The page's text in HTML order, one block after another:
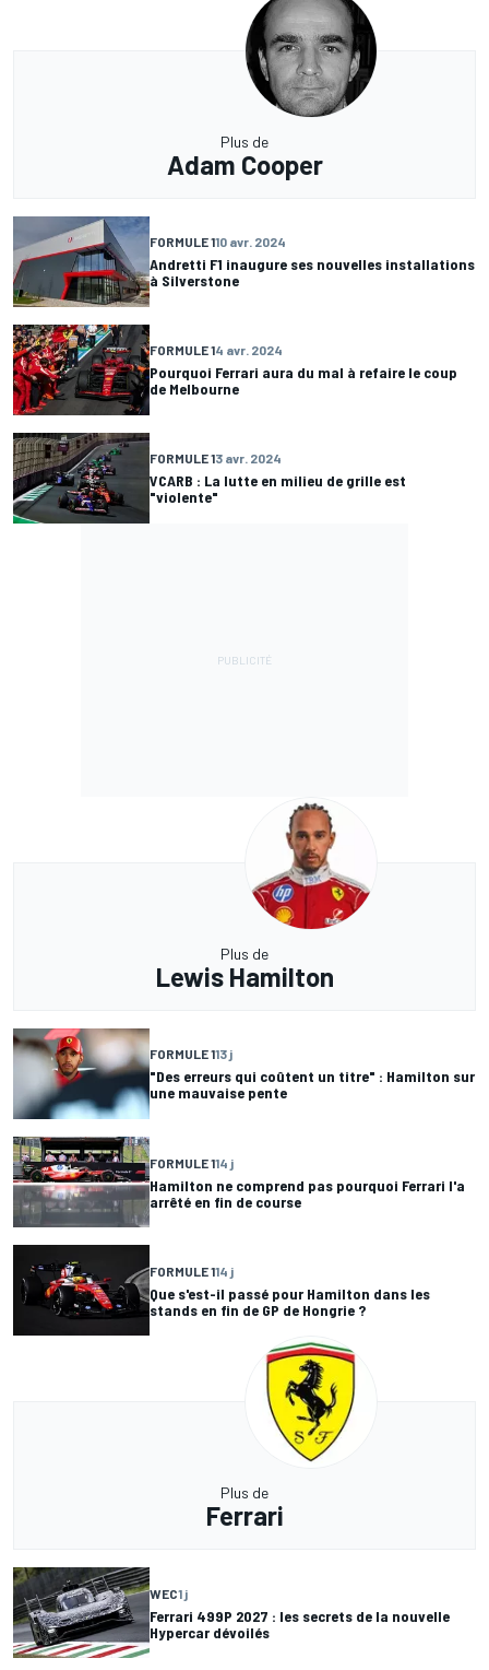
Plus de
Adam Cooper
FORMULE 110 avr. 2024
Andretti F1 inaugure ses nouvelles installations
à Silverstone
FORMULE 14 avr. 2024
Pourquoi Ferrari aura du mal à refaire le coup
de Melbourne
FORMULE 13 avr. 2024
VCARB : La lutte en milieu de grille est
"violente"
Plus de
Lewis Hamilton
FORMULE 113 j
"Des erreurs qui coûtent un titre" : Hamilton sur
une mauvaise pente
FORMULE 114 j
Hamilton ne comprend pas pourquoi Ferrari l'a
arrêté en fin de course
FORMULE 114 j
Que s'est-il passé pour Hamilton dans les
stands en fin de GP de Hongrie ?
Plus de
Ferrari
WEC1 j
Ferrari 499P 2027 : les secrets de la nouvelle
Hypercar dévoilés